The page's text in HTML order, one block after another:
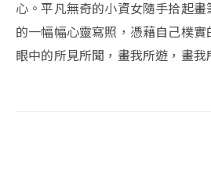
心。平凡無奇的小資女隨手拾起
的一幅幅心靈寫照，憑藉自己樸
眼中的所見所聞，畫我所遊，畫我